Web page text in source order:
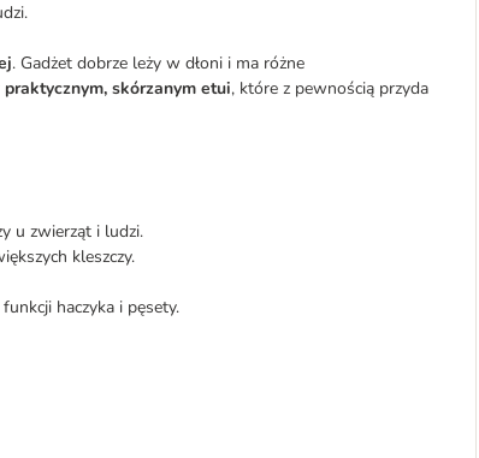
. Gadżet dobrze leży w dłoni i ma różne
praktycznym, skórzanym etui, które z pewnością przyda
u zwierząt i ludzi.
kleszczy.
haczyka i pęsety.